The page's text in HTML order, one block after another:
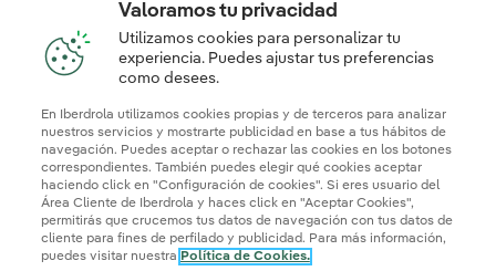
Nuestros certificados de confianza
Mapa webInformación legal y Política de cookies
Valoramos tu privacidad
Utilizamos cookies para personalizar tu
experiencia. Puedes ajustar tus preferencias
como desees.
En Iberdrola utilizamos cookies propias y de terceros para analizar
nuestros servicios y mostrarte publicidad en base a tus hábitos de
navegación. Puedes aceptar o rechazar las cookies en los botones
correspondientes. También puedes elegir qué cookies aceptar
haciendo click en "Configuración de cookies". Si eres usuario del
Área Cliente de Iberdrola y haces click en "Aceptar Cookies",
permitirás que crucemos tus datos de navegación con tus datos de
cliente para fines de perfilado y publicidad. Para más información,
puedes visitar nuestra Política de Cookies.